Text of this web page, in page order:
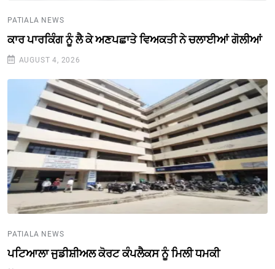
PATIALA NEWS
ਕਾਰ ਪਾਰਕਿੰਗ ਨੂੰ ਲੈ ਕੇ ਅਣਪਛਾਤੇ ਵਿਅਕਤੀ ਨੇ ਚਲਾਈਆਂ ਗੋਲੀਆਂ
AUGUST 4, 2026
PATIALA NEWS
ਪਟਿਆਲਾ ਜੁਡੀਸ਼ੀਅਲ ਕੋਰਟ ਕੰਪਲੈਕਸ ਨੂੰ ਮਿਲੀ ਧਮਕੀ